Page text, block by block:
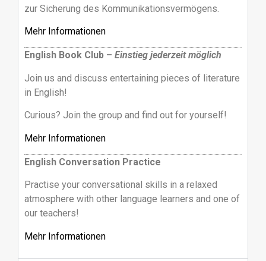
zur Sicherung des Kommunikationsvermögens.
Mehr Informationen
English Book Club – Einstieg jederzeit möglich
Join us and discuss entertaining pieces of literature
in English!
Curious? Join the group and find out for yourself!
Mehr Informationen
English Conversation Practice
Practise your conversational skills in a relaxed
atmosphere with other language learners and one of
our teachers!
Mehr Informationen